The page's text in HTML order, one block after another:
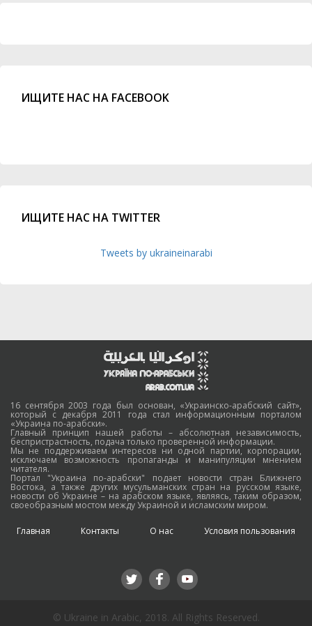
ИЩИТЕ НАС НА FACEBOOK
ИЩИТЕ НАС НА TWITTER
Tweets by ukraineinarabi
16 сентября 2003 года был основан, «Украинско-арабский сайт»,
который с декабря 2011 года стал информационным порталом
«Украина по-арабски».
Главный принцип нашей работы – абсолютная независимость,
беспристрастность, подача только проверенной информации.
Мы не поддерживаем интересов ни одной партии, корпорации,
исключаем возможность пропаганды и манипуляции мнением
читателя.
Портал "Украина по-арабски" подает новости стран Ближнего
Востока, а также других мусульманских стран на русском языке,
новости об Украине – на арабском языке, являясь, таким образом,
своеобразным мостом между Украиной и исламским миром.
Главная Контакты О нас Условия пользования
© Ukraine in Arabic, 2018. All Rights Reserved.